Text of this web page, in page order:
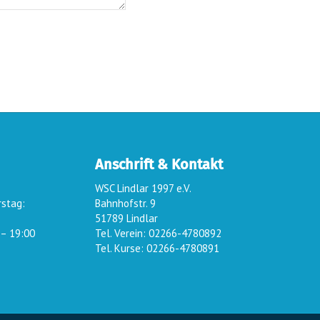
19:00
Anschrift & Kontakt
WSC Lindlar 1997 e.V.
Bahnhofstr. 9
51789 Lindlar
Tel. Verein: 02266-4780892
Tel. Kurse: 02266-4780891